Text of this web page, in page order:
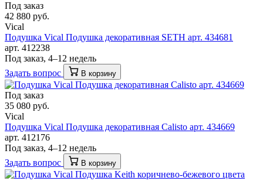
Под заказ
42 880 руб.
Vical
Подушка Vical Подушка декоративная SETH арт. 434681
арт. 412238
Под заказ, 4–12 недель
Задать вопрос
В корзину
Под заказ
35 080 руб.
Vical
Подушка Vical Подушка декоративная Calisto арт. 434669
арт. 412176
Под заказ, 4–12 недель
Задать вопрос
В корзину